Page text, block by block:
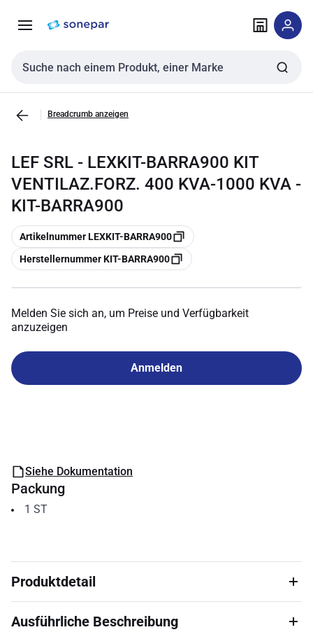
NavigationInhalt
Sucheingabe
Breadcrumb anzeigen
LEF SRL - LEXKIT-BARRA900 KIT
VENTILAZ.FORZ. 400 KVA-1000 KVA -
KIT-BARRA900
Kopieren
Artikelnummer LEXKIT-BARRA900
Kopieren
Herstellernummer KIT-BARRA900
Melden Sie sich an, um Preise und Verfügbarkeit
anzuzeigen
Anmelden
Siehe Dokumentation
Packung
1 ST
Produktdetail
Ausführliche Beschreibung